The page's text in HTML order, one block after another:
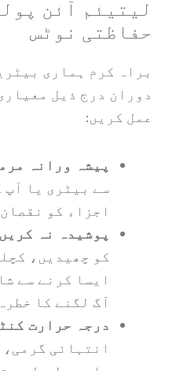
آئن پولیمر
نوٹس
کرم ہماری بیٹریوں کو
درج ذیل معیاری
پیشہ ورانہ مرمت: غلط
سے بیٹری یا آپ کے فون
اجزاء کو نقصان پہنچا
پوشیدہ نہ کریں: کبھی
کو چھیدیں، کچلیں، یا
ایسا کرنے سے شارٹ
آگ لگنے کا خطرہ ہو
درجہ حرارت کنٹرول:
انتہائی گرمی، کھلے